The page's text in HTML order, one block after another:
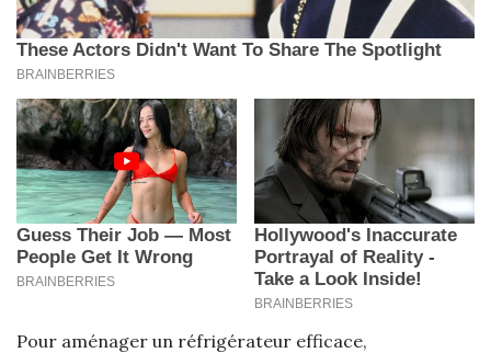
Pour aménager un réfrigérateur efficace,